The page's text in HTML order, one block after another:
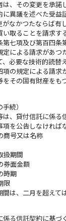
は、その変更を承諾
に異議を述べた受益
がなかつたならば有
取ることを請求す
第七項及び第百四条
による請求があつ
、必要な技術的読替
項の規定による請求
をその固有財産をも
続）
は、貸付信託に係る
を公告しなければ
商号又は名称
扱期間
券面金額
時期
限
は、二月を超えて
係る信託契約に基づ